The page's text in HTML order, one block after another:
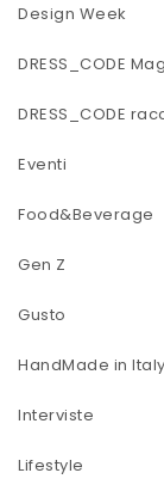
Design Week
DRESS_CODE
DRESS_CODE
Eventi
Food&Beverage
Gen Z
Gusto
HandMade in Italy
Interviste
Lifestyle